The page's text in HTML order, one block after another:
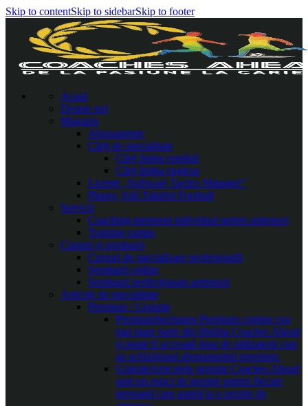
Skip to contentSkip to sidebarSkip to footer
Acasă
Despre noi
Magazin
Abonamente
Cărți de specialitate
Cărți limba română
Cărți limba engleza
Licențe „Software Tactics Manager”
Planșe, folii Taktifol Football
Servicii
Coaching-mentorat individual pentru antrenori
Training camps
Cursuri și seminarii
Cursuri de specializare profesională
Seminarii online
Seminarii perfecționare antrenori
Articole de specialitate
Premium / Gratuite
PremiumSecțiunea Premium conține cea
mai mare parte din librăria Coaches Ahead
și poate fi accesată doar de utilizatorii care
au achiziționat abonamentul premium.
GratuiteArticolele gratuite Coaches Ahead
sunt un punct de pornire pentru fiecare
persoană care aspiră la o poziție de